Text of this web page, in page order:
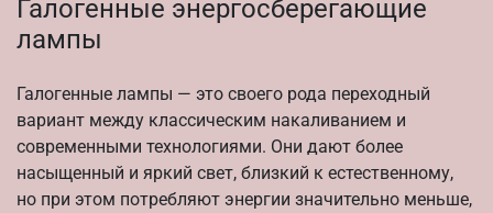
Галогенные энергосберегающие
лампы
Галогенные лампы — это своего рода переходный
вариант между классическим накаливанием и
современными технологиями. Они дают более
насыщенный и яркий свет, близкий к естественному,
но при этом потребляют энергии значительно меньше,